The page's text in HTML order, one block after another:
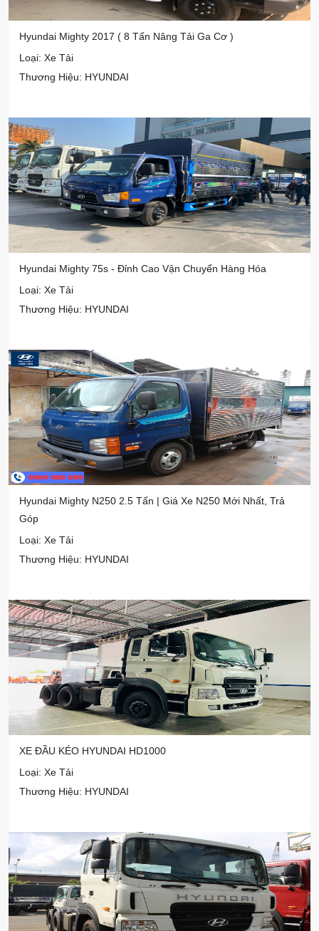
Hyundai Mighty 2017 ( 8 Tấn Nâng Tải Ga Cơ )
Loại: Xe Tải
Thương Hiệu: HYUNDAI
Hyundai Mighty 75s - Đỉnh Cao Vận Chuyển Hàng Hóa
Loại: Xe Tải
Thương Hiệu: HYUNDAI
Hyundai Mighty N250 2.5 Tấn | Giá Xe N250 Mới Nhất, Trả
Góp
Loại: Xe Tải
Thương Hiệu: HYUNDAI
XE ĐẦU KÉO HYUNDAI HD1000
Loại: Xe Tải
Thương Hiệu: HYUNDAI